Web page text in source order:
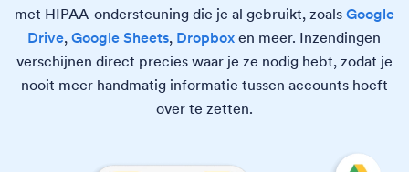
met HIPAA-ondersteuning die je al gebruikt, zoals Google
Drive,Google Sheets, Dropbox en meer. Inzendingen
verschijnen direct precies waar je ze nodig hebt, zodat je
nooit meer handmatig informatie tussen accounts hoeft
over te zetten.